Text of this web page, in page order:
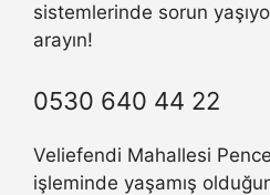
sistemlerinde sorun
arayın!
0530 640 44 22
Veliefendi Mahallesi
işleminde yaşamış